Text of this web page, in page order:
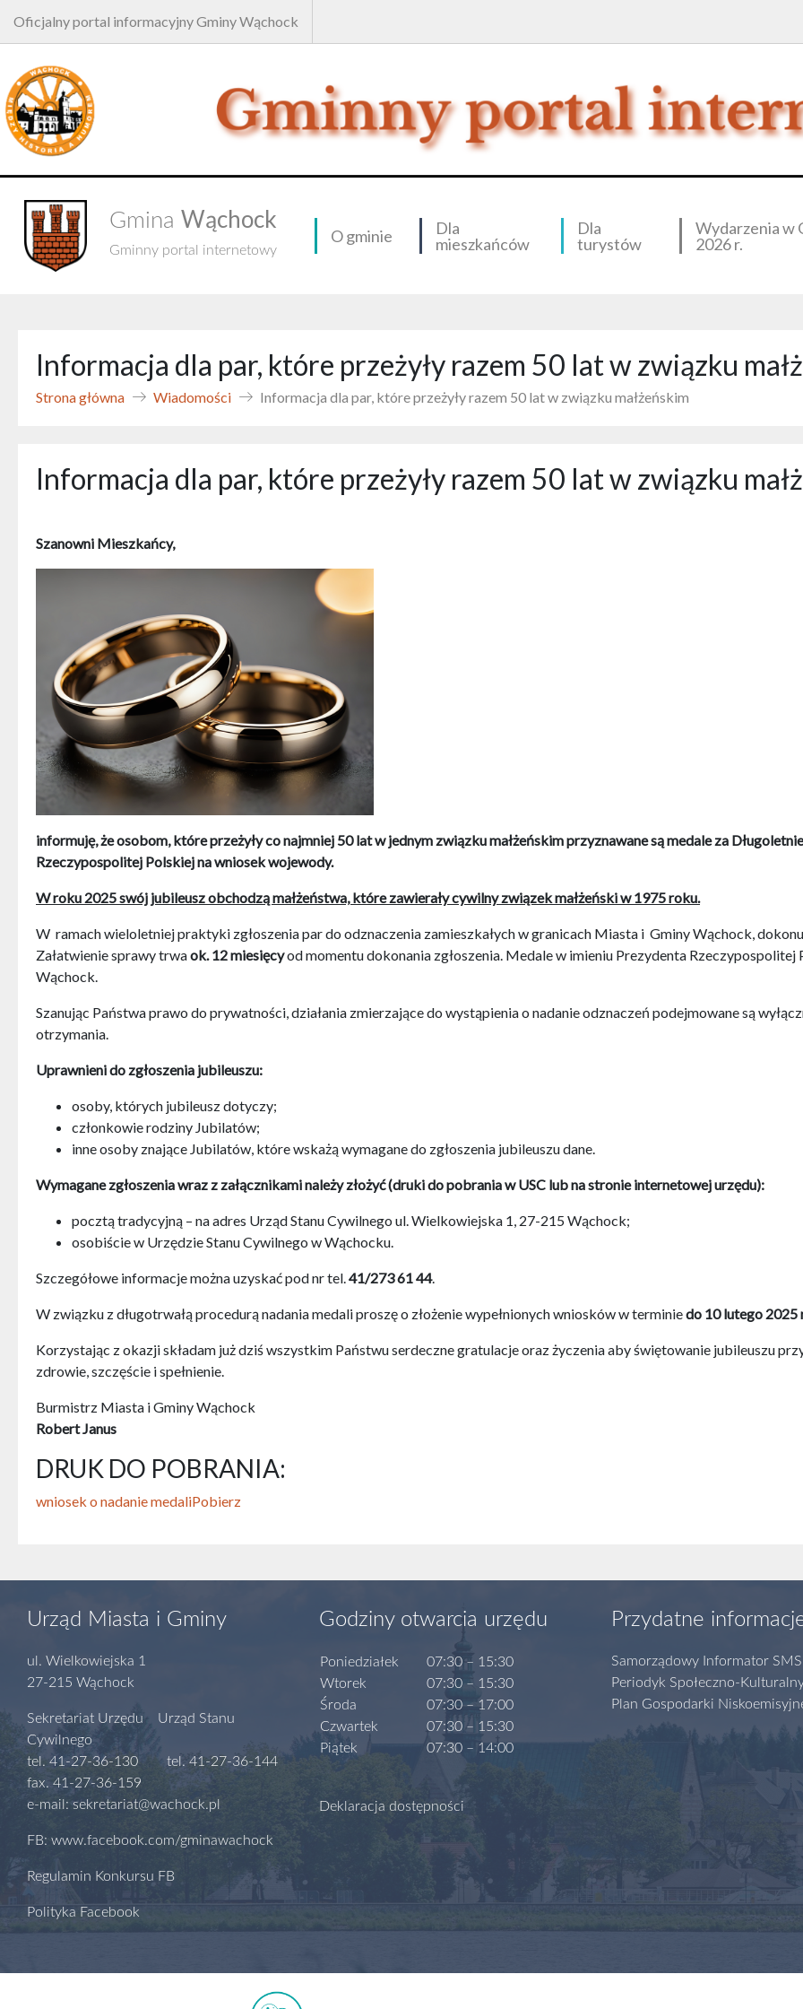
Oficjalny portal informacyjny Gminy Wąchock
Gmina Wąchock
Gminny portal internetowy
O gminie
Dla
mieszkańców
Dla
turystów
Wydarzenia w
2026 r.
Informacja dla par, które przeżyły razem 50 lat w związku
Strona główna Wiadomości Informacja dla par, które przeżyły razem 50 lat w związku małżeńskim
Informacja dla par, które przeżyły razem 50 lat w związku
Szanowni Mieszkańcy,
informuję, że osobom, które przeżyły co najmniej 50 lat w jednym związku małżeńskim przyznawane są medale za
Rzeczypospolitej Polskiej na wniosek wojewody.
W roku 2025 swój jubileusz obchodzą małżeństwa, które zawierały cywilny związek małżeński w 1975 roku.
W ramach wieloletniej praktyki zgłoszenia par do odznaczenia zamieszkałych w granicach Miasta i Gminy Wąchock,
Załatwienie sprawy trwaok. 12 miesięcyod momentu dokonania zgłoszenia. Medale w imieniu Prezydenta
Wąchock.
Szanując Państwa prawo do prywatności, działania zmierzające do wystąpienia o nadanie odznaczeń podejmowane są
otrzymania.
Uprawnieni do zgłoszenia jubileuszu:
osoby, których jubileusz dotyczy;
członkowie rodziny Jubilatów;
inne osoby znające Jubilatów, które wskażą wymagane do zgłoszenia jubileuszu dane.
Wymagane zgłoszenia wraz z załącznikami należy złożyć (druki do pobrania w USC lub na stronie internetowej urzędu):
pocztą tradycyjną – na adres Urząd Stanu Cywilnego ul. Wielkowiejska 1, 27-215 Wąchock;
osobiście w Urzędzie Stanu Cywilnego w Wąchocku.
Szczegółowe informacje można uzyskać pod nr tel. 41/273 61 44.
W związku z długotrwałą procedurą nadania medali proszę o złożenie wypełnionych wniosków w terminiedo 10 lutego 2025
Korzystając z okazji składam już dziś wszystkim Państwu serdeczne gratulacje oraz życzenia aby świętowanie jubileuszu
zdrowie, szczęście i spełnienie.
Burmistrz Miasta i Gminy Wąchock
Robert Janus
DRUK DO POBRANIA:
wniosek o nadanie medaliPobierz
Urząd Miasta i Gminy
ul. Wielkowiejska 1
27-215 Wąchock
Sekretariat Urzędu Urząd Stanu
Cywilnego
tel. 41-27-36-130 tel. 41-27-36-144
fax. 41-27-36-159
e-mail: sekretariat@wachock.pl
FB: www.facebook.com/gminawachock
Regulamin Konkursu FB
Polityka Facebook
Godziny otwarcia urzędu
Poniedziałek
Wtorek
Środa
Czwartek
Piątek
07:30 – 15:30
07:30 – 15:30
07:30 – 17:00
07:30 – 15:30
07:30 – 14:00
Deklaracja dostępności
Przydatne
Samorządowy Informator SMS
Periodyk Społeczno-
Plan Gospodarki